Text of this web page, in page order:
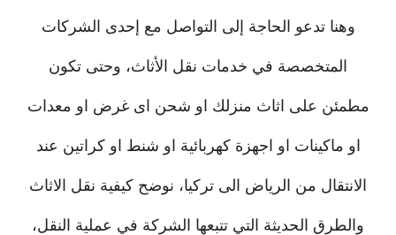
وهنا تدعو الحاجة إلى التواصل مع إحدى الشركات
المتخصصة في خدمات نقل الأثاث، وحتى تكون
مطمئن على اثاث منزلك او شحن اى غرض او معدات
او ماكينات او اجهزة كهربائية او شنط او كراتين عند
الانتقال من الرياض الى تركيا، نوضح كيفية نقل الاثاث
والطرق الحديثة التي تتبعها الشركة في عملية النقل،